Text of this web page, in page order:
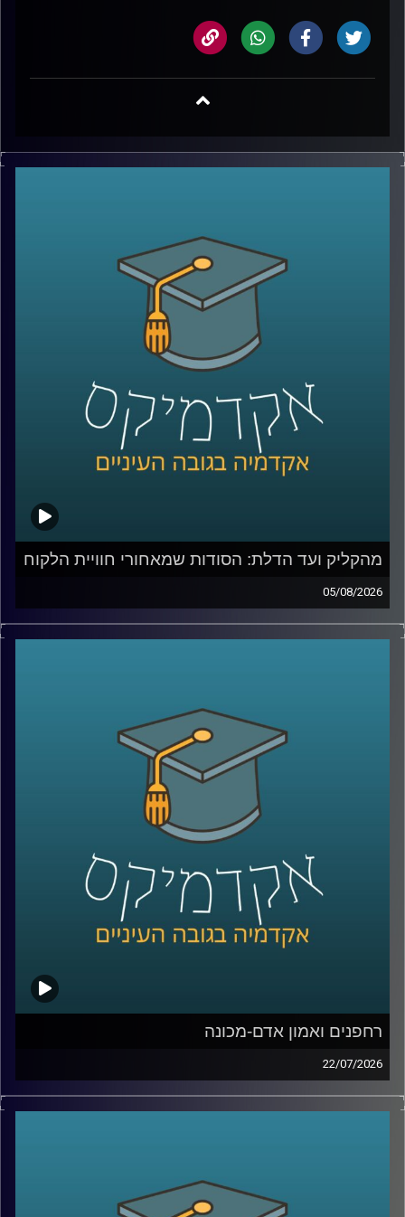
מהקליק ועד הדלת: הסודות שמאחורי חוויית הלקוח
05/08/2026
כולנו מזמינים היום כמעט הכול בלחיצת כפתור, אוכל, בגדים,
תרופות, אפילו את הקניות לסוף השבוע. אבל כמה מאיתנו
שגורמת לנו לחזור שוב ושוב, ואיך משלבים בין טכנולוגיה,
דאטה, לוגיסטיקה ובעיקר הבנה של בני אדם?
כדי לדבר על כל זה נמצא איתי היום צביקה ביידא, לשעבר
נדבר על מה באמת עומד מאחורי חוויית לקוח טובה, איך
ארגונים חושבים על חדשנות, ואיך בינה מלאכותית הולכת
לשנות את הדרך שבה כולנו קונים, עובדים ומקבלים החלטות
קרדיט תמונות:AudioVersity
רחפנים ואמון אדם-מכונה
22/07/2026
אם לפני עשור היינו אומרים את המילה “רחפן”, כנראה שהיינו
חושבים על צילום מהאוויר או על גאדג’ט מגניב. היום התמונה
ובמקרים מסוימים אפילו מסוגלים לבצע חלק מהמשימות
שלהם באופן עצמאי.